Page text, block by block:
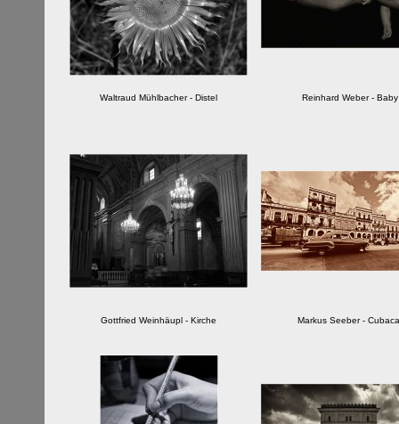
Waltraud Mühlbacher - Distel Reinhard Weber - Baby
Gottfried Weinhäupl - Kirche Markus Seeber -